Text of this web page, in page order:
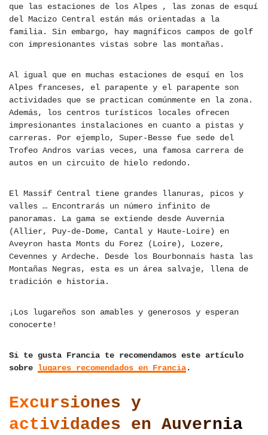
que las estaciones de los Alpes , las zonas de esquí
del Macizo Central están más orientadas a la
familia. Sin embargo, hay magníficos campos de golf
con impresionantes vistas sobre las montañas.
Al igual que en muchas estaciones de esquí en los
Alpes franceses, el parapente y el parapente son
actividades que se practican comúnmente en la zona.
Además, los centros turísticos locales ofrecen
impresionantes instalaciones en cuanto a pistas y
carreras. Por ejemplo, Super-Besse fue sede del
Trofeo Andros varias veces, una famosa carrera de
autos en un circuito de hielo redondo.
El Massif Central tiene grandes llanuras, picos y
valles … Encontrarás un número infinito de
panoramas. La gama se extiende desde Auvernia
(Allier, Puy-de-Dome, Cantal y Haute-Loire) en
Aveyron hasta Monts du Forez (Loire), Lozere,
Cevennes y Ardeche. Desde los Bourbonnais hasta las
Montañas Negras, esta es un área salvaje, llena de
tradición e historia.
¡Los lugareños son amables y generosos y esperan
conocerte!
Si te gusta Francia te recomendamos este artículo
sobre lugares recomendados en Francia.
Excursiones y
actividades en Auvernia